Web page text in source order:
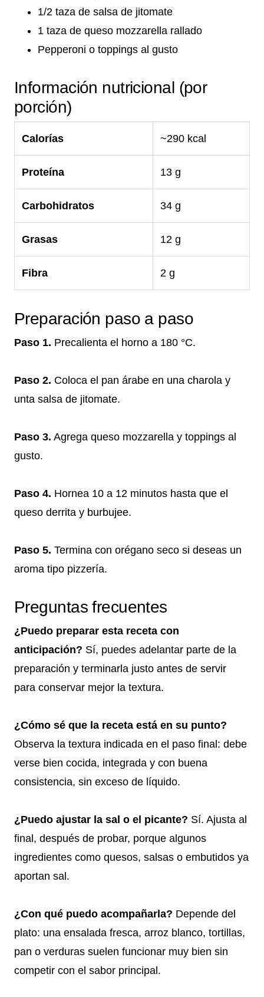
1/2 taza de salsa de jitomate
1 taza de queso mozzarella rallado
Pepperoni o toppings al gusto
Información nutricional (por
porción)
Calorías ~290 kcal
Proteína 13 g
Carbohidratos 34 g
Grasas 12 g
Fibra 2 g
Preparación paso a paso
Paso 1. Precalienta el horno a 180 °C.
Paso 2. Coloca el pan árabe en una charola y
unta salsa de jitomate.
Paso 3. Agrega queso mozzarella y toppings al
gusto.
Paso 4. Hornea 10 a 12 minutos hasta que el
queso derrita y burbujee.
Paso 5. Termina con orégano seco si deseas un
aroma tipo pizzería.
Preguntas frecuentes
¿Puedo preparar esta receta con
anticipación? Sí, puedes adelantar parte de la
preparación y terminarla justo antes de servir
para conservar mejor la textura.
¿Cómo sé que la receta está en su punto?
Observa la textura indicada en el paso final: debe
verse bien cocida, integrada y con buena
consistencia, sin exceso de líquido.
¿Puedo ajustar la sal o el picante? Sí. Ajusta al
final, después de probar, porque algunos
ingredientes como quesos, salsas o embutidos ya
aportan sal.
¿Con qué puedo acompañarla? Depende del
plato: una ensalada fresca, arroz blanco, tortillas,
pan o verduras suelen funcionar muy bien sin
competir con el sabor principal.